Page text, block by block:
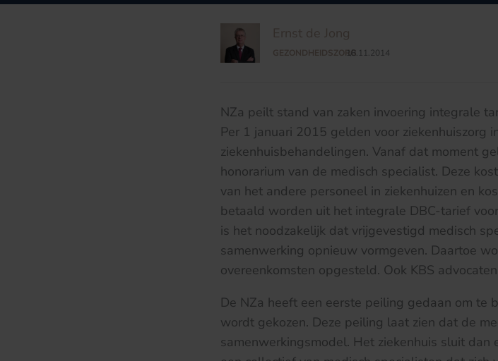
Ernst de Jong
GEZONDHEIDSZORG
/
18.11.2014
NZa peilt stand van zaken invoering integrale
Per 1 januari 2015 gelden voor ziekenhuiszorg
ziekenhuisbehandelingen. Vanaf dat moment
honorarium van de medisch specialist. Deze
van het andere personeel in ziekenhuizen en
betaald worden uit het integrale DBC-tarief
is het noodzakelijk dat vrijgevestigd medisch
samenwerking opnieuw vormgeven. Daartoe
overeenkomsten opgesteld. Ook KBS
De NZa heeft een eerste peiling gedaan om te
wordt gekozen. Deze peiling laat zien dat de
samenwerkingsmodel. Het ziekenhuis sluit